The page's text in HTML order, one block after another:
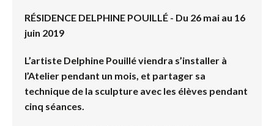
RÉSIDENCE DELPHINE POUILLÉ - Du 26 mai au 16
juin 2019
L’artiste Delphine Pouillé viendra s’installer à
l’Atelier pendant un mois, et partager sa
technique de la sculpture avec les élèves pendant
cinq séances.